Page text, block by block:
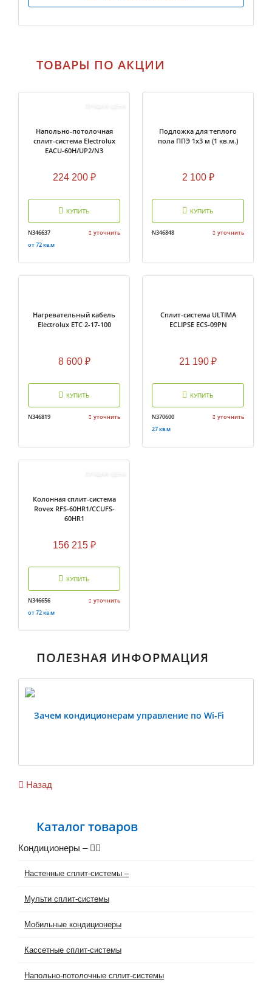
Каталог товаров
Кондиционеры –
Настенные сплит-системы –
Мульти сплит-системы
Мобильные кондиционеры
Кассетные сплит-системы
Напольно-потолочные сплит-системы
ТОВАРЫ ПО АКЦИИ
Напольно-потолочная
сплит-система Electrolux
EACU-60H/UP2/N3
224 200₽
КУПИТЬ
N346637
уточнить
от 72 кв.м
Подложка для теплого
пола ППЭ 1х3 м (1 кв.м.)
2 100₽
КУПИТЬ
N346848 уточнить
Нагревательный кабель
Electrolux ETC 2-17-100
8 600₽
КУПИТЬ
N346819 уточнить
Cплит-система ULTIMA
ECLIPSE ECS-09PN
21 190 ₽
КУПИТЬ
N370600
уточнить
27 кв.м
Колонная сплит-система
Rovex RFS-60HR1/CCUFS-
60HR1
156 215₽
КУПИТЬ
N346656
уточнить
от 72 кв.м
ПОЛЕЗНАЯ ИНФОРМАЦИЯ
Зачем кондиционерам управление по Wi-Fi
Назад